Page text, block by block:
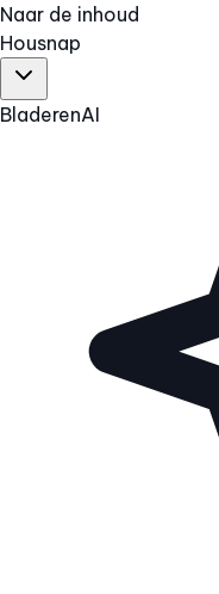
Naar de inhoud
Housnap
BladerenAI